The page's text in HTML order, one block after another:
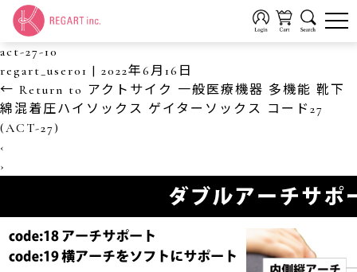
act-27-10
regart_user01 | 2022年6月16日
← Return to アクトサイク 一般医療機器 多機能 靴下
綿混着圧ハイソックス ゲイターソックス コード27
(ACT-27)
‹
›